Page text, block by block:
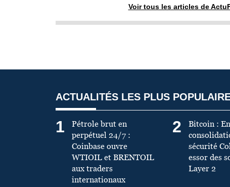
Voir tous les articles de
ACTUALITÉS LES PLUS
1
Pétrole brut en
perpétuel 24/7 :
Coinbase ouvre
WTIOIL et BRENTOIL
aux traders
internationaux
2
Bitcoin :
sécurité
essor des
Layer 2